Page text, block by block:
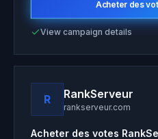
Acheter des
View campaign details
R RankServeur
rankserveur.com
Acheter des votes